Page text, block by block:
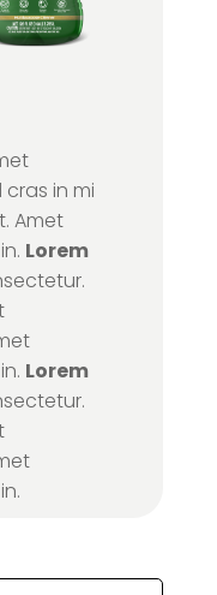
in mi
Amet
Lorem
Lorem